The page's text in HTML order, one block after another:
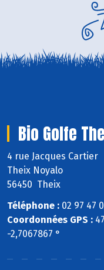
Bio Golfe
4 rue Jacques Cartier
Theix Noyalo
56450 Theix
Téléphone : 02 97 47
Coordonnées GPS :
-2,7067867 °